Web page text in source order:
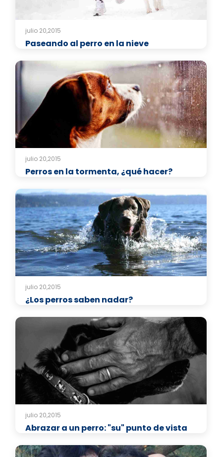
julio 20,2015
Paseando al perro en la nieve
julio 20,2015
Perros en la tormenta, ¿qué hacer?
julio 20,2015
¿Los perros saben nadar?
julio 20,2015
Abrazar a un perro: "su" punto de vista